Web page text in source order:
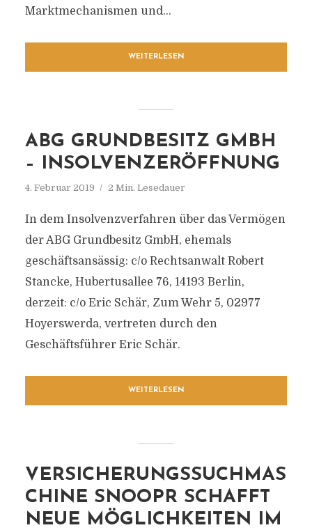
Marktmechanismen und...
WEITERLESEN
ABG GRUNDBESITZ GMBH
– INSOLVENZERÖFFNUNG
4. Februar 2019 2 Min. Lesedauer
In dem Insolvenzverfahren über das Vermögen
der ABG Grundbesitz GmbH, ehemals
geschäftsansässig: c/o Rechtsanwalt Robert
Stancke, Hubertusallee 76, 14193 Berlin,
derzeit: c/o Eric Schär, Zum Wehr 5, 02977
Hoyerswerda, vertreten durch den
Geschäftsführer Eric Schär.
WEITERLESEN
VERSICHERUNGSSUCHMAS
CHINE SNOOPR SCHAFFT
NEUE MÖGLICHKEITEN IM